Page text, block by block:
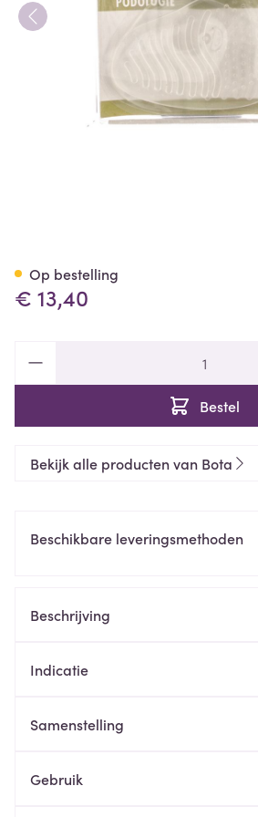
€ 13,40
Bestel
Op bestelling
Bekijk alle producten van Bota
Beschikbare leveringsmethoden
Beschrijving
Indicatie
Samenstelling
Gebruik